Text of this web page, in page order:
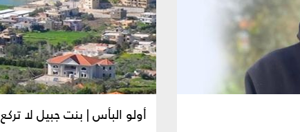
أولو البأس | بنت جبيل لا تركع